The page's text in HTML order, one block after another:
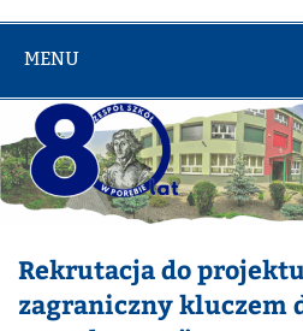
MENU
Rekrutacja do
zagraniczny kluczem